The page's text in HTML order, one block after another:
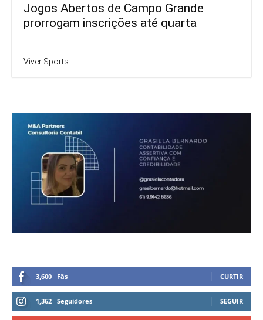
Jogos Abertos de Campo Grande
prorrogam inscrições até quarta
Viver Sports
3,600 Fãs CURTIR
1,362 Seguidores SEGUIR